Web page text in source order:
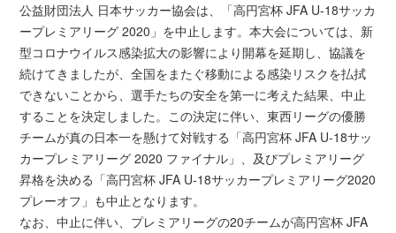
公益財団法人 日本サッカー協会は、「高円宮杯 JFA U-18サッカ
ープレミアリーグ 2020」を中止します。本大会については、新
型コロナウイルス感染拡大の影響により開幕を延期し、協議を
続けてきましたが、全国をまたぐ移動による感染リスクを払拭
できないことから、選手たちの安全を第一に考えた結果、中止
することを決定しました。この決定に伴い、東西リーグの優勝
チームが真の日本一を懸けて対戦する「高円宮杯 JFA U-18サッ
カープレミアリーグ 2020 ファイナル」、及びプレミアリーグ
昇格を決める「高円宮杯 JFA U-18サッカープレミアリーグ2020
プレーオフ」も中止となります。
なお、中止に伴い、プレミアリーグの20チームが高円宮杯 JFA